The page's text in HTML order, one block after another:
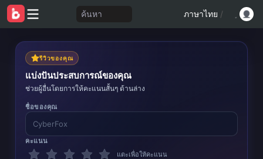
ค้นหา ภาษาไทย /
รีวิวของคุณ
แบ่งปันประสบการณ์ของคุณ
ช่วยผู้อื่นโดยการให้คะแนนสั้นๆ ด้านล่าง
ชื่อของคุณ
คะแนน
แตะเพื่อให้คะแนน